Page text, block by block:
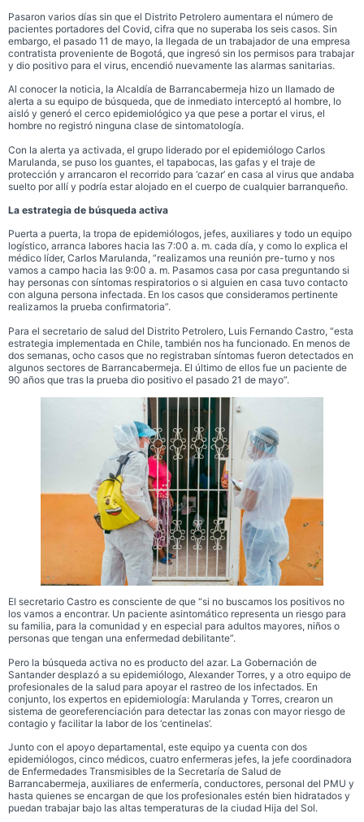
Pasaron varios días sin que el Distrito Petrolero aumentara el número de
pacientes portadores del Covid, cifra que no superaba los seis casos. Sin
embargo, el pasado 11 de mayo, la llegada de un trabajador de una empresa
contratista proveniente de Bogotá, que ingresó sin los permisos para trabajar
y dio positivo para el virus, encendió nuevamente las alarmas sanitarias.
Al conocer la noticia, la Alcaldía de Barrancabermeja hizo un llamado de
alerta a su equipo de búsqueda, que de inmediato interceptó al hombre, lo
aisló y generó el cerco epidemiológico ya que pese a portar el virus, el
hombre no registró ninguna clase de sintomatología.
Con la alerta ya activada, el grupo liderado por el epidemiólogo Carlos
Marulanda, se puso los guantes, el tapabocas, las gafas y el traje de
protección y arrancaron el recorrido para ‘cazar’ en casa al virus que andaba
suelto por allí y podría estar alojado en el cuerpo de cualquier barranqueño.
La estrategia de búsqueda activa
Puerta a puerta, la tropa de epidemiólogos, jefes, auxiliares y todo un equipo
logístico, arranca labores hacia las 7:00 a. m. cada día, y como lo explica el
médico líder, Carlos Marulanda, “realizamos una reunión pre-turno y nos
vamos a campo hacia las 9:00 a. m. Pasamos casa por casa preguntando si
hay personas con síntomas respiratorios o si alguien en casa tuvo contacto
con alguna persona infectada. En los casos que consideramos pertinente
realizamos la prueba confirmatoria”.
Para el secretario de salud del Distrito Petrolero, Luis Fernando Castro, “esta
estrategia implementada en Chile, también nos ha funcionado. En menos de
dos semanas, ocho casos que no registraban síntomas fueron detectados en
algunos sectores de Barrancabermeja. El último de ellos fue un paciente de
90 años que tras la prueba dio positivo el pasado 21 de mayo”.
El secretario Castro es consciente de que “si no buscamos los positivos no
los vamos a encontrar. Un paciente asintomático representa un riesgo para
su familia, para la comunidad y en especial para adultos mayores, niños o
personas que tengan una enfermedad debilitante”.
Pero la búsqueda activa no es producto del azar. La Gobernación de
Santander desplazó a su epidemiólogo, Alexander Torres, y a otro equipo de
profesionales de la salud para apoyar el rastreo de los infectados. En
conjunto, los expertos en epidemiología: Marulanda y Torres, crearon un
sistema de georeferenciación para detectar las zonas con mayor riesgo de
contagio y facilitar la labor de los ‘centinelas’.
Junto con el apoyo departamental, este equipo ya cuenta con dos
epidemiólogos, cinco médicos, cuatro enfermeras jefes, la jefe coordinadora
de Enfermedades Transmisibles de la Secretaría de Salud de
Barrancabermeja, auxiliares de enfermería, conductores, personal del PMU y
hasta quienes se encargan de que los profesionales estén bien hidratados y
puedan trabajar bajo las altas temperaturas de la ciudad Hija del Sol.